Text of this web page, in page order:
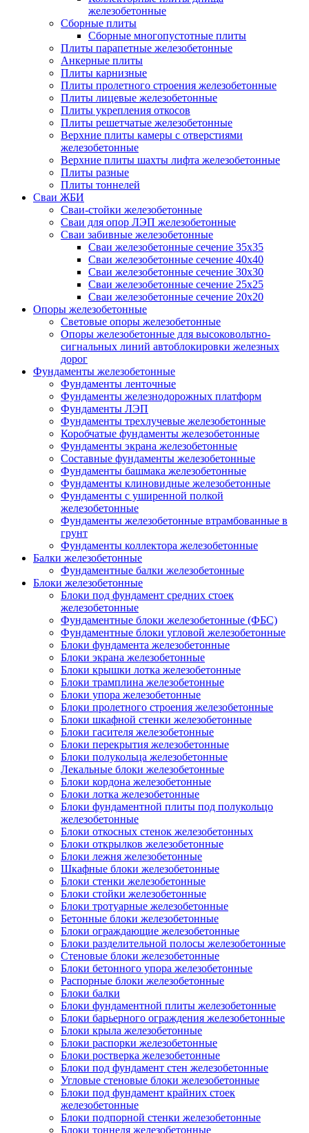
железобетонные
Сборные плиты
Сборные многопустотные плиты
Плиты парапетные железобетонные
Анкерные плиты
Плиты карнизные
Плиты пролетного строения железобетонные
Плиты лицевые железобетонные
Плиты укрепления откосов
Плиты решетчатые железобетонные
Верхние плиты камеры с отверстиями
железобетонные
Верхние плиты шахты лифта железобетонные
Плиты разные
Плиты тоннелей
Сваи ЖБИ
Сваи-стойки железобетонные
Сваи для опор ЛЭП железобетонные
Сваи забивные железобетонные
Сваи железобетонные сечение 35x35
Сваи железобетонные сечение 40x40
Сваи железобетонные сечение 30x30
Сваи железобетонные сечение 25x25
Сваи железобетонные сечение 20x20
Опоры железобетонные
Световые опоры железобетонные
Опоры железобетонные для высоковольтно-
сигнальных линий автоблокировки железных
дорог
Фундаменты железобетонные
Фундаменты ленточные
Фундаменты железнодорожных платформ
Фундаменты ЛЭП
Фундаменты трехлучевые железобетонные
Коробчатые фундаменты железобетонные
Фундаменты экрана железобетонные
Составные фундаменты железобетонные
Фундаменты башмака железобетонные
Фундаменты клиновидные железобетонные
Фундаменты с уширенной полкой
железобетонные
Фундаменты железобетонные втрамбованные в
грунт
Фундаменты коллектора железобетонные
Балки железобетонные
Фундаментные балки железобетонные
Блоки железобетонные
Блоки под фундамент средних стоек
железобетонные
Фундаментные блоки железобетонные (ФБС)
Фундаментные блоки угловой железобетонные
Блоки фундамента железобетонные
Блоки экрана железобетонные
Блоки крышки лотка железобетонные
Блоки трамплина железобетонные
Блоки упора железобетонные
Блоки пролетного строения железобетонные
Блоки шкафной стенки железобетонные
Блоки гасителя железобетонные
Блоки перекрытия железобетонные
Блоки полукольца железобетонные
Лекальные блоки железобетонные
Блоки кордона железобетонные
Блоки лотка железобетонные
Блоки фундаментной плиты под полукольцо
железобетонные
Блоки откосных стенок железобетонных
Блоки открылков железобетонные
Блоки лежня железобетонные
Шкафные блоки железобетонные
Блоки стенки железобетонные
Блоки стойки железобетонные
Блоки тротуарные железобетонные
Бетонные блоки железобетонные
Блоки ограждающие железобетонные
Блоки разделительной полосы железобетонные
Стеновые блоки железобетонные
Блоки бетонного упора железобетонные
Распорные блоки железобетонные
Блоки балки
Блоки фундаментной плиты железобетонные
Блоки барьерного ограждения железобетонные
Блоки крыла железобетонные
Блоки распорки железобетонные
Блоки ростверка железобетонные
Блоки под фундамент стен железобетонные
Угловые стеновые блоки железобетонные
Блоки под фундамент крайних стоек
железобетонные
Блоки подпорной стенки железобетонные
Блоки тоннеля железобетонные